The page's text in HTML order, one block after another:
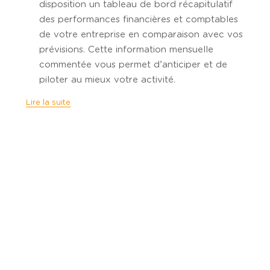
disposition un tableau de bord récapitulatif
des performances financières et comptables
de votre entreprise en comparaison avec vos
prévisions. Cette information mensuelle
commentée vous permet d’anticiper et de
piloter au mieux votre activité.
Lire la suite